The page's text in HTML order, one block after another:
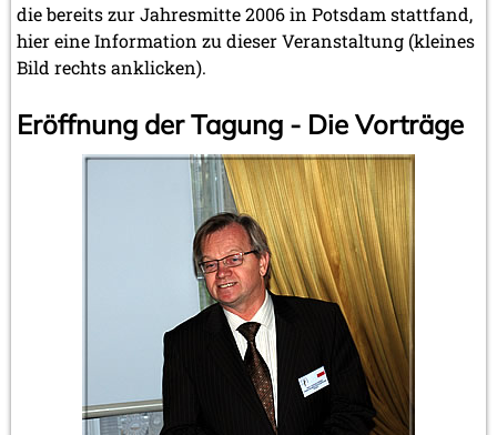
die bereits zur Jahresmitte 2006 in Potsdam stattfand,
hier eine Information zu dieser Veranstaltung (kleines
Bild rechts anklicken).
Eröffnung der Tagung - Die Vorträge